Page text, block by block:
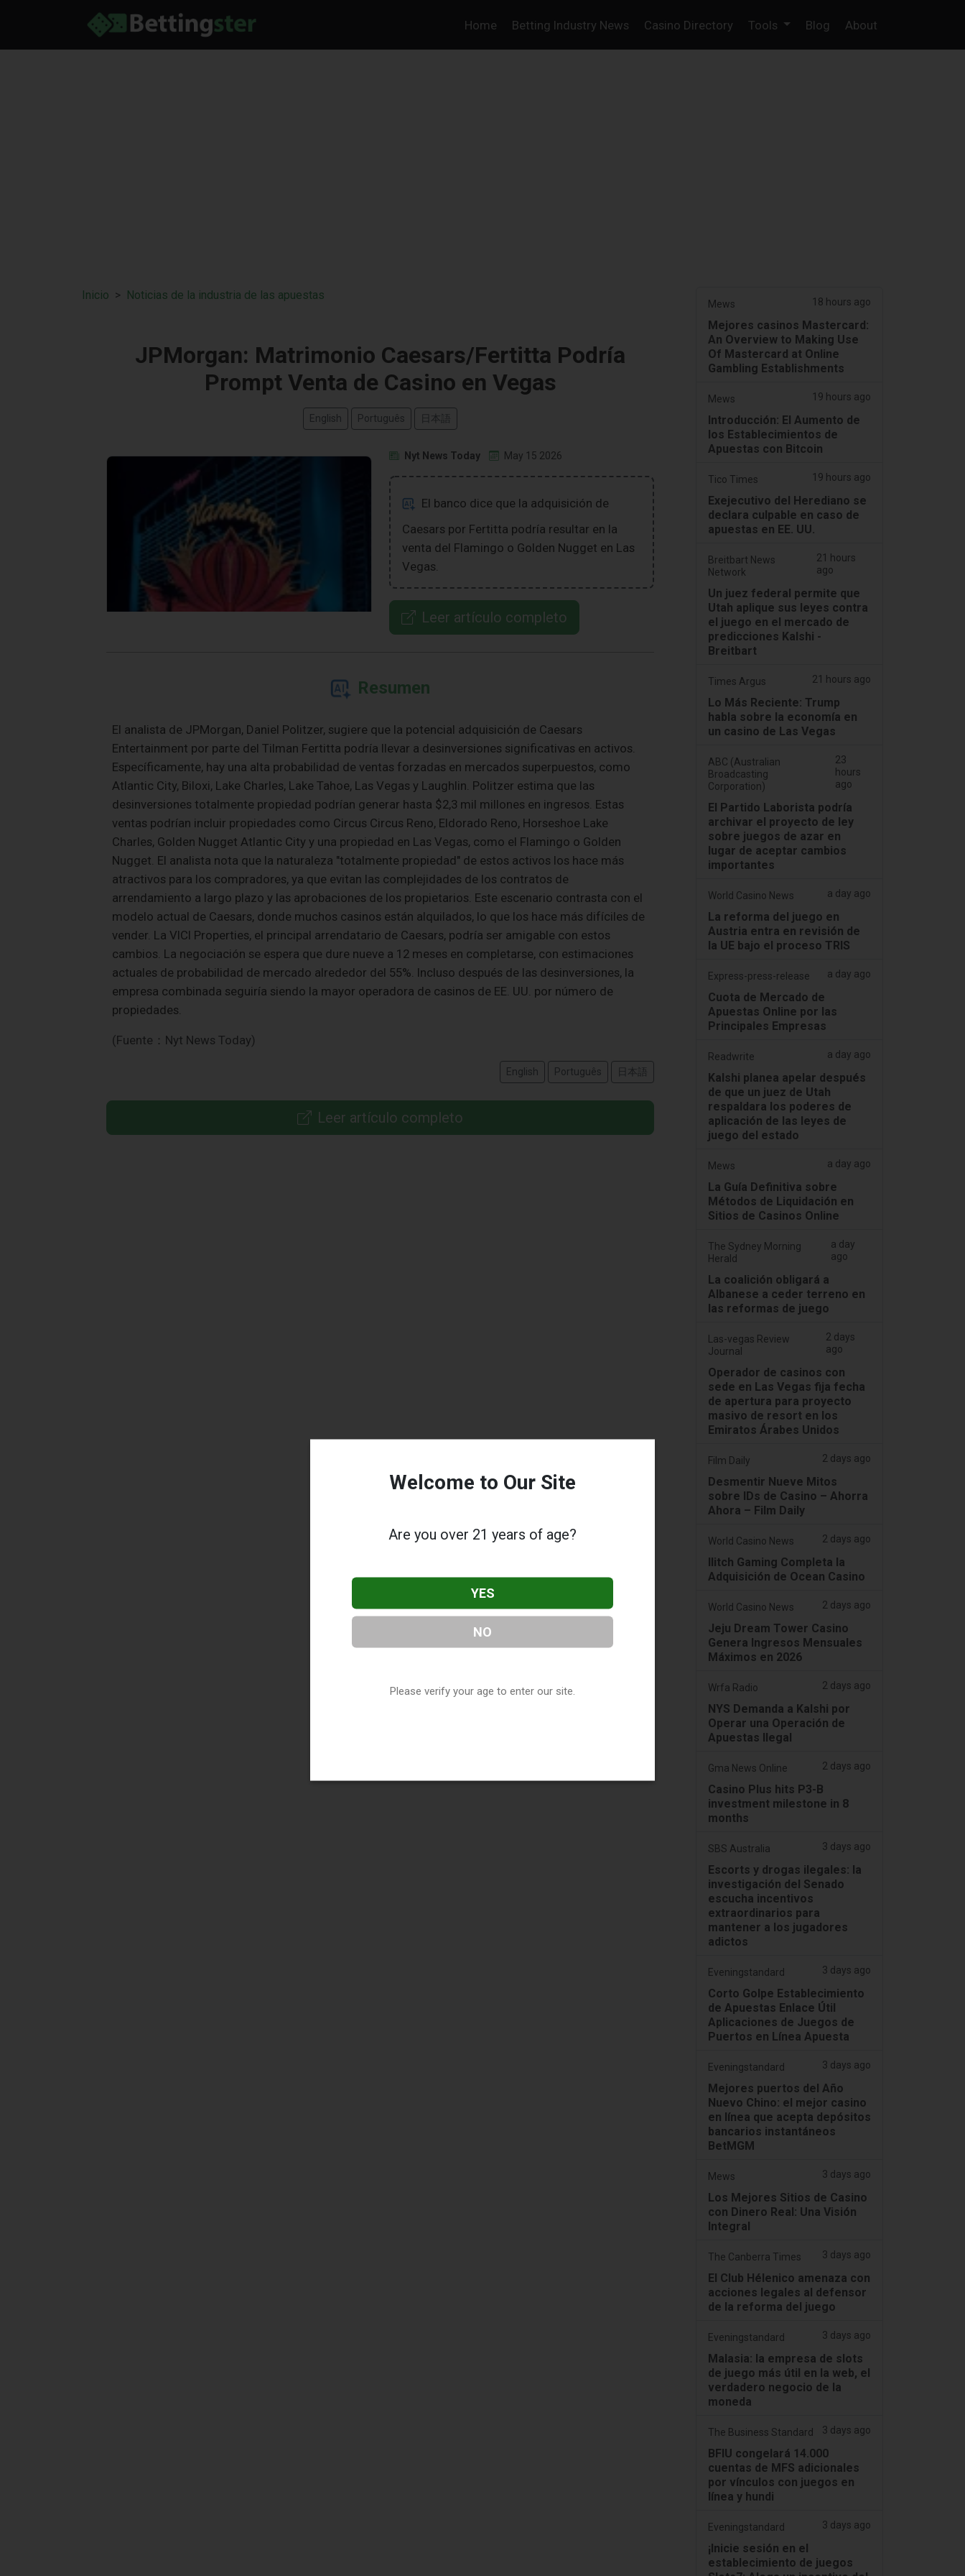
Home Betting Industry News Casino Directory Tools Blog About
Inicio Noticias de la industria de las apuestas
JPMorgan: Matrimonio Caesars/Fertitta Podría
Prompt Venta de Casino en Vegas
English Português 日本語
Nyt News Today May 15 2026
El banco dice que la adquisición de
Caesars por Fertitta podría resultar en la
venta del Flamingo o Golden Nugget en Las
Vegas.
Leer artículo completo
Resumen
El analista de JPMorgan, Daniel Politzer, sugiere que la potencial adquisición de Caesars
Entertainment por parte del Tilman Fertitta podría llevar a desinversiones significativas en activos.
Específicamente, hay una alta probabilidad de ventas forzadas en mercados superpuestos, como
Atlantic City, Biloxi, Lake Charles, Lake Tahoe, Las Vegas y Laughlin. Politzer estima que las
desinversiones totalmente propiedad podrían generar hasta $2,3 mil millones en ingresos. Estas
ventas podrían incluir propiedades como Circus Circus Reno, Eldorado Reno, Horseshoe Lake
Charles, Golden Nugget Atlantic City y una propiedad en Las Vegas, como el Flamingo o Golden
Nugget. El analista nota que la naturaleza "totalmente propiedad" de estos activos los hace más
atractivos para los compradores, ya que evitan las complejidades de los contratos de
arrendamiento a largo plazo y las aprobaciones de los propietarios. Este escenario contrasta con el
modelo actual de Caesars, donde muchos casinos están alquilados, lo que los hace más difíciles de
vender. La VICI Properties, el principal arrendatario de Caesars, podría ser amigable con estos
cambios. La negociación se espera que dure nueve a 12 meses en completarse, con estimaciones
actuales de probabilidad de mercado alrededor del 55%. Incluso después de las desinversiones, la
empresa combinada seguiría siendo la mayor operadora de casinos de EE. UU. por número de
propiedades.
(Fuente：Nyt News Today)
English Português 日本語
Leer artículo completo
Mews 18 hours ago
Mejores casinos Mastercard:
An Overview to Making Use
Of Mastercard at Online
Gambling Establishments
Mews 19 hours ago
Introducción: El Aumento de
los Establecimientos de
Apuestas con Bitcoin
Tico Times 19 hours ago
Exejecutivo del Herediano se
declara culpable en caso de
apuestas en EE. UU.
Breitbart News
Network
21 hours
ago
Un juez federal permite que
Utah aplique sus leyes contra
el juego en el mercado de
predicciones Kalshi -
Breitbart
Times Argus 21 hours ago
Lo Más Reciente: Trump
habla sobre la economía en
un casino de Las Vegas
ABC (Australian
Broadcasting
Corporation)
23
hours
ago
El Partido Laborista podría
archivar el proyecto de ley
sobre juegos de azar en
lugar de aceptar cambios
importantes
World Casino News a day ago
La reforma del juego en
Austria entra en revisión de
la UE bajo el proceso TRIS
Express-press-release a day ago
Cuota de Mercado de
Apuestas Online por las
Principales Empresas
Readwrite a day ago
Kalshi planea apelar después
de que un juez de Utah
respaldara los poderes de
aplicación de las leyes de
juego del estado
Mews a day ago
La Guía Definitiva sobre
Métodos de Liquidación en
Sitios de Casinos Online
The Sydney Morning
Herald
a day
ago
La coalición obligará a
Albanese a ceder terreno en
las reformas de juego
Las-vegas Review
Journal
2 days
ago
Operador de casinos con
sede en Las Vegas fija fecha
de apertura para proyecto
masivo de resort en los
Emiratos Árabes Unidos
Film Daily 2 days ago
Desmentir Nueve Mitos
sobre IDs de Casino – Ahorra
Ahora – Film Daily
World Casino News 2 days ago
Ilitch Gaming Completa la
Adquisición de Ocean Casino
World Casino News 2 days ago
Jeju Dream Tower Casino
Genera Ingresos Mensuales
Máximos en 2026
Wrfa Radio 2 days ago
NYS Demanda a Kalshi por
Operar una Operación de
Apuestas Ilegal
Gma News Online 2 days ago
Casino Plus hits P3-B
investment milestone in 8
months
SBS Australia 3 days ago
Escorts y drogas ilegales: la
investigación del Senado
escucha incentivos
extraordinarios para
mantener a los jugadores
adictos
Eveningstandard 3 days ago
Corto Golpe Establecimiento
de Apuestas Enlace Útil
Aplicaciones de Juegos de
Puertos en Línea Apuesta
Eveningstandard 3 days ago
Mejores puertos del Año
Nuevo Chino: el mejor casino
en línea que acepta depósitos
bancarios instantáneos
BetMGM
Mews 3 days ago
Los Mejores Sitios de Casino
con Dinero Real: Una Visión
Integral
The Canberra Times 3 days ago
El Club Hélenico amenaza con
acciones legales al defensor
de la reforma del juego
Eveningstandard 3 days ago
Malasia: la empresa de slots
de juego más útil en la web, el
verdadero negocio de la
moneda
The Business Standard 3 days ago
BFIU congelará 14.000
cuentas de MFS adicionales
por vínculos con juegos en
línea y hundi
Eveningstandard 3 days ago
¡Inicie sesión en el
establecimiento de juegos
Welcome to Our Site
Are you over 21 years of age?
YES
NO
Please verify your age to enter our site.